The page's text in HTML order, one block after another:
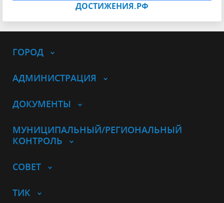
ДОСТИЖЕНИЯ.РФ
ГОРОД
АДМИНИСТРАЦИЯ
ДОКУМЕНТЫ
МУНИЦИПАЛЬНЫЙ/РЕГИОНАЛЬНЫЙ
КОНТРОЛЬ
СОВЕТ
ТИК